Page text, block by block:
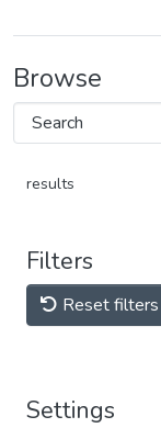
Browse
results
Filters
Reset filters
Settings